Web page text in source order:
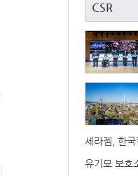
CSR
세라젬, 한
유기묘 보호